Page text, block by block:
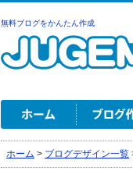
無料ブログをかんたん作成
ホーム > ブログデザイン一覧